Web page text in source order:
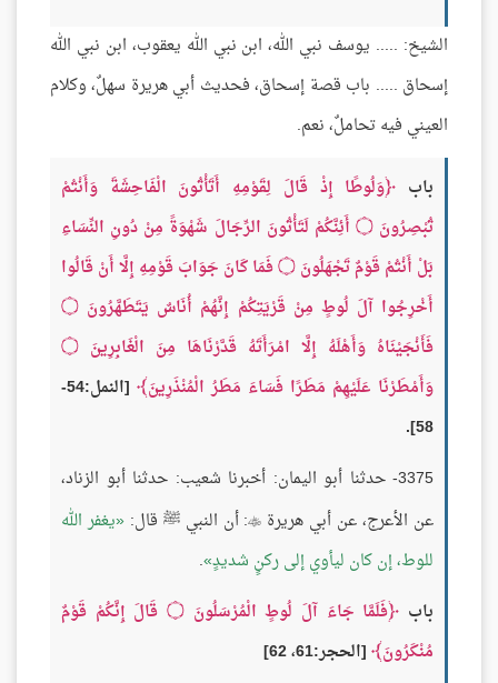
الشيخ: ..... يوسف نبي الله، ابن نبي الله يعقوب، ابن نبي الله
إسحاق ..... باب قصة إسحاق، فحديث أبي هريرة سهلٌ، وكلام
العيني فيه تحاملٌ، نعم.
باب
وَلُوطًا إِذْ قَالَ لِقَوْمِهِ أَتَأْتُونَ الْفَاحِشَةَ وَأَنْتُمْ
تُبْصِرُونَ۝ أَئِنَّكُمْ لَتَأْتُونَ الرِّجَالَ شَهْوَةً مِنْ دُونِ النِّسَاءِ
بَلْ أَنْتُمْ قَوْمٌ تَجْهَلُونَ۝فَمَا كَانَ جَوَابَ قَوْمِهِ إِلَّا أَنْ قَالُوا
أَخْرِجُوا آلَ لُوطٍ مِنْ قَرْيَتِكُمْ إِنَّهُمْ أُنَاسٌ يَتَطَهَّرُونَ ۝
فَأَنْجَيْنَاهُ وَأَهْلَهُ إِلَّا امْرَأَتَهُ قَدَّرْنَاهَا مِنَ الْغَابِرِينَ ۝
وَأَمْطَرْنَا عَلَيْهِمْ مَطَرًا فَسَاءَ مَطَرُ الْمُنْذَرِينَ
[النمل:54-
58].
3375- حدثنا أبو اليمان: أخبرنا شعيب: حدثنا أبو الزناد،
عن الأعرج، عن أبي هريرة : أن النبي ﷺ قال: يغفر الله
للوط، إن كان ليأوي إلى ركنٍ شديدٍ .
باب
فَلَمَّا جَاءَ آلَ لُوطٍ الْمُرْسَلُونَ ۝ قَالَ إِنَّكُمْ قَوْمٌ
مُنْكَرُونَ [الحجر:61، 62]